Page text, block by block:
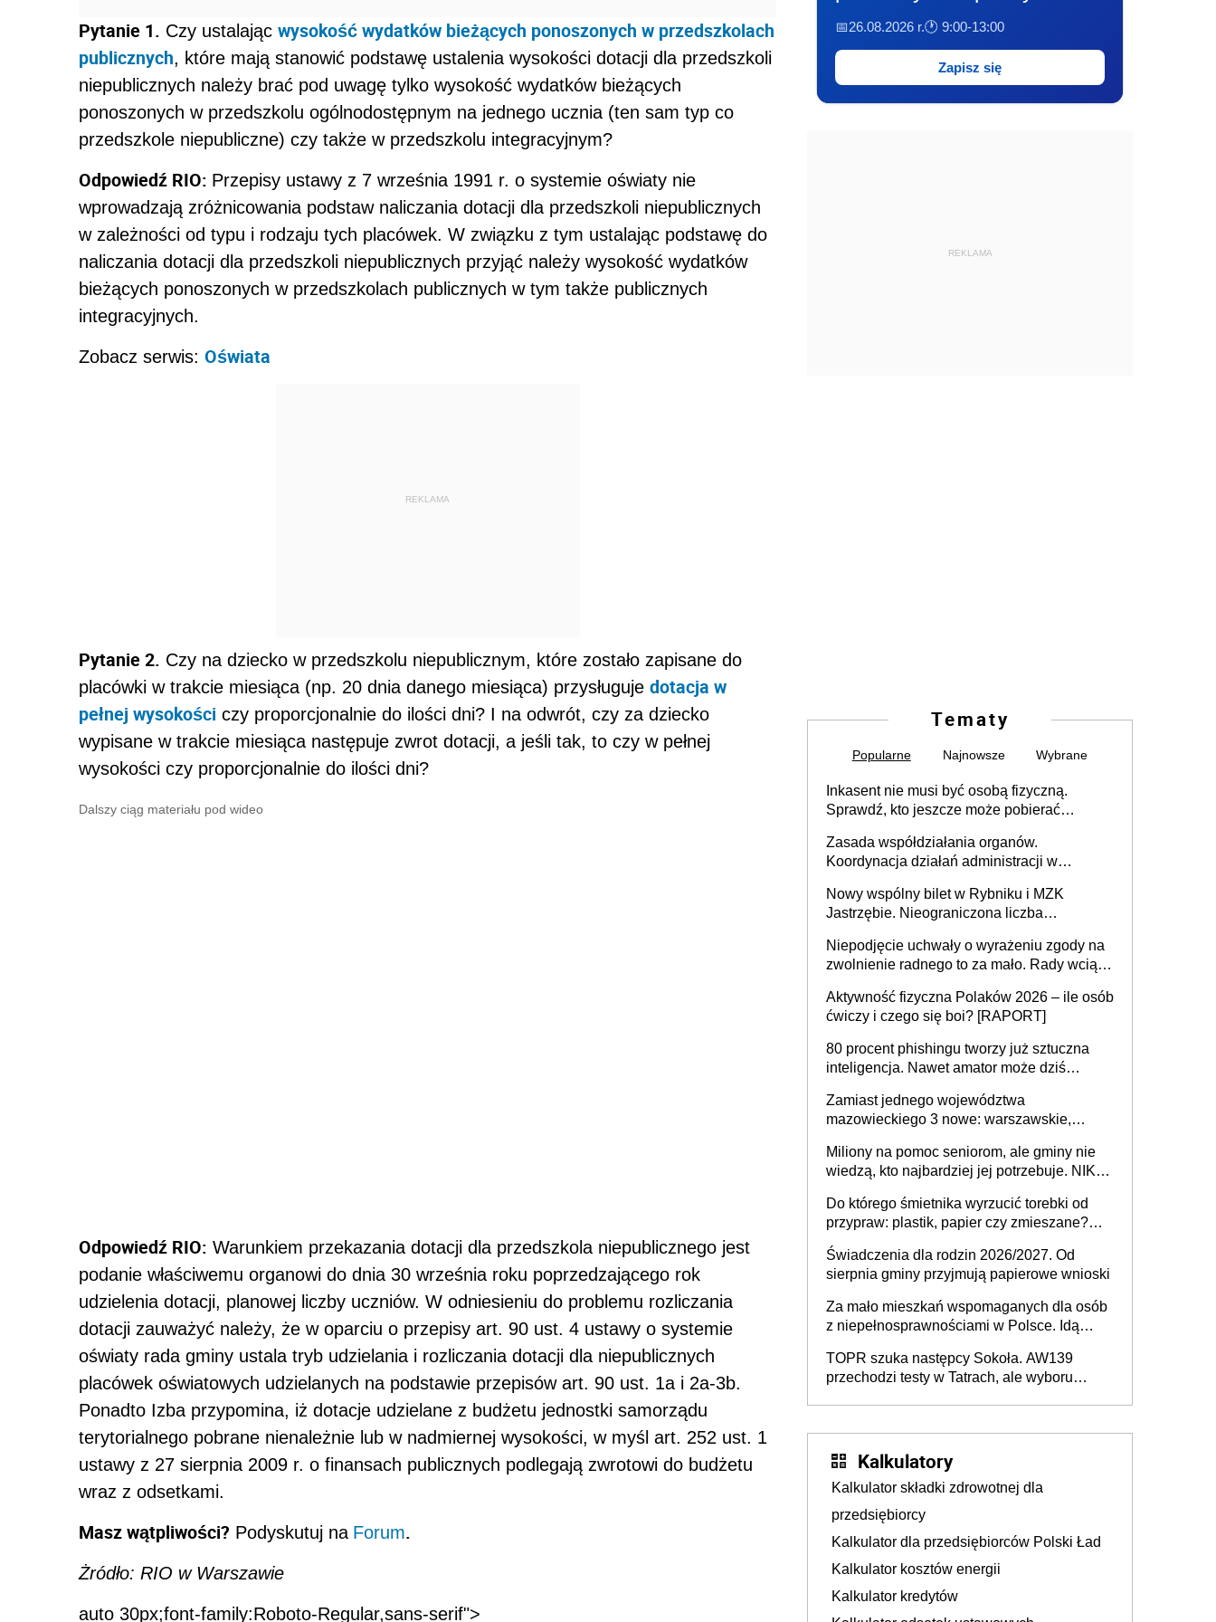
Pytanie 1. Czy ustalając wysokość wydatków bieżących ponoszonych w przedszkolach
publicznych, które mają stanowić podstawę ustalenia wysokości dotacji dla przedszkoli
niepublicznych należy brać pod uwagę tylko wysokość wydatków bieżących
ponoszonych w przedszkolu ogólnodostępnym na jednego ucznia (ten sam typ co
przedszkole niepubliczne) czy także w przedszkolu integracyjnym?
Odpowiedź RIO: Przepisy ustawy z 7 września 1991 r. o systemie oświaty nie
wprowadzają zróżnicowania podstaw naliczania dotacji dla przedszkoli niepublicznych
w zależności od typu i rodzaju tych placówek. W związku z tym ustalając podstawę do
naliczania dotacji dla przedszkoli niepublicznych przyjąć należy wysokość wydatków
bieżących ponoszonych w przedszkolach publicznych w tym także publicznych
integracyjnych.
Zobacz serwis: Oświata
REKLAMA
Pytanie 2. Czy na dziecko w przedszkolu niepublicznym, które zostało zapisane do
placówki w trakcie miesiąca (np. 20 dnia danego miesiąca) przysługuje dotacja w
pełnej wysokości czy proporcjonalnie do ilości dni? I na odwrót, czy za dziecko
wypisane w trakcie miesiąca następuje zwrot dotacji, a jeśli tak, to czy w pełnej
wysokości czy proporcjonalnie do ilości dni?
Dalszy ciąg materiału pod wideo
Odpowiedź RIO: Warunkiem przekazania dotacji dla przedszkola niepublicznego jest
podanie właściwemu organowi do dnia 30 września roku poprzedzającego rok
udzielenia dotacji, planowej liczby uczniów. W odniesieniu do problemu rozliczania
dotacji zauważyć należy, że w oparciu o przepisy art. 90 ust. 4 ustawy o systemie
oświaty rada gminy ustala tryb udzielania i rozliczania dotacji dla niepublicznych
placówek oświatowych udzielanych na podstawie przepisów art. 90 ust. 1a i 2a-3b.
Ponadto Izba przypomina, iż dotacje udzielane z budżetu jednostki samorządu
terytorialnego pobrane nienależnie lub w nadmiernej wysokości, w myśl art. 252 ust. 1
ustawy z 27 sierpnia 2009 r. o finansach publicznych podlegają zwrotowi do budżetu
wraz z odsetkami.
Masz wątpliwości? Podyskutuj na Forum.
Żródło: RIO w Warszawie
auto 30px;font-family:Roboto-Regular,sans-serif">
📅26.08.2026 r.🕐 9:00-13:00
Zapisz się
REKLAMA
Tematy
Popularne Najnowsze Wybrane
Inkasent nie musi być osobą fizyczną.
Sprawdź, kto jeszcze może pobierać
Zasada współdziałania organów.
Koordynacja działań administracji w
Nowy wspólny bilet w Rybniku i MZK
Jastrzębie. Nieograniczona liczba
Niepodjęcie uchwały o wyrażeniu zgody na
zwolnienie radnego to za mało. Rady wciąż
rozstrzygać sprawy
Aktywność fizyczna Polaków 2026 – ile osób
ćwiczy i czego się boi? [RAPORT]
80 procent phishingu tworzy już sztuczna
inteligencja. Nawet amator może dziś
Zamiast jednego województwa
mazowieckiego 3 nowe: warszawskie,
Europie nie ma tak dużych jednostek
stołecznych
Miliony na pomoc seniorom, ale gminy nie
wiedzą, kto najbardziej jej potrzebuje. NIK
Do którego śmietnika wyrzucić torebki od
przypraw: plastik, papier czy zmieszane?
Świadczenia dla rodzin 2026/2027. Od
sierpnia gminy przyjmują papierowe wnioski
Za mało mieszkań wspomaganych dla osób
z niepełnosprawnościami w Polsce. Idą
TOPR szuka następcy Sokoła. AW139
przechodzi testy w Tatrach, ale wyboru
Kalkulatory
Kalkulator składki zdrowotnej dla
przedsiębiorcy
Kalkulator dla przedsiębiorców Polski Ład
Kalkulator kosztów energii
Kalkulator kredytów